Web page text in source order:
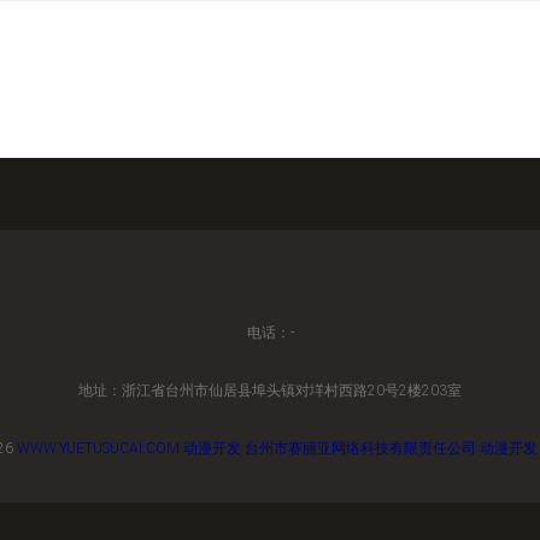
电话：-
地址：浙江省台州市仙居县埠头镇对垟村西路20号2楼203室
WWW.YUETUSUCAI.COM 动漫开发 台州市赛丽亚网络科技有限责任公司 动漫开发